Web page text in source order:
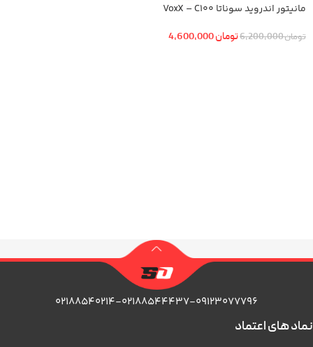
مانیتور اندروید سوناتا VoxX – C100
تومان6,200,000 تومان
۰۲۱۸۸۵۴۰۲۱۴-۰۲۱۸۸۵۴۴۴۳۷-۰۹۱۲۳۰۷۷۷۹۶
نماد های اعتماد